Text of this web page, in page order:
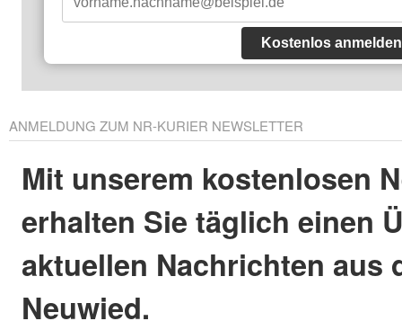
Kostenlos anmelden
ANMELDUNG ZUM NR-KURIER NEWSLETTER
Mit unserem kostenlosen
erhalten Sie täglich einen
aktuellen Nachrichten aus
Neuwied.